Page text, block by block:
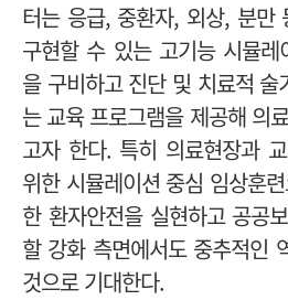
터는 응급, 중환자, 외상, 분만
구현할 수 있는 고기능 시뮬
을 구비하고 진단 및 치료적
는 교육 프로그램을 제공해 의
고자 한다. 특히 의료현장과
위한 시뮬레이션 중심 임상훈
한 환자안전을 실현하고 공공
할 강화 측면에서도 중추적인
것으로 기대한다.